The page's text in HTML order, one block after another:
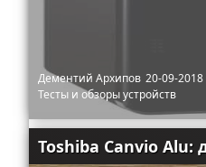
Дементий Архипов 20-09-2018
Тесты и обзоры устройств
Toshiba Canvio